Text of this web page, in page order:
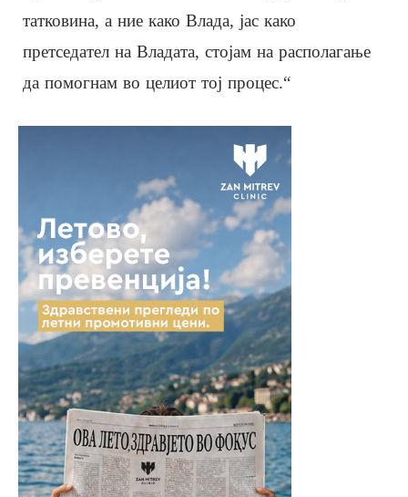
татковина, а ние како Влада, јас како
претседател на Владата, стојам на располагање
да помогнам во целиот тој процес.“